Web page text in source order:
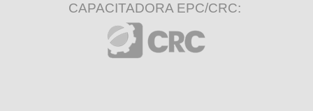
CAPACITADORA EPC/CRC: